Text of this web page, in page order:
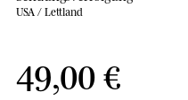
USA / Lettland
49,00 €